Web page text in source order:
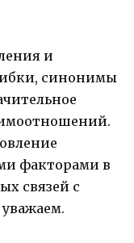
и
синонимы
факторами в
связей с